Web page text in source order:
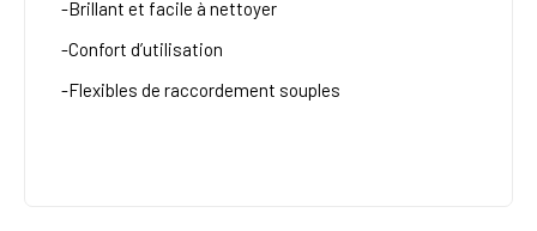
-Brillant et facile à nettoyer
-Confort d’utilisation
-Flexibles de raccordement souples